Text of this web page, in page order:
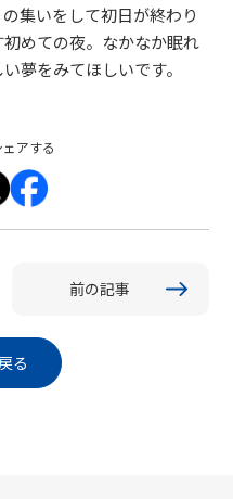
集いをして初日が終わり
めての夜。なかなか眠れ
夢をみてほしいです。
アする
前の記事
る